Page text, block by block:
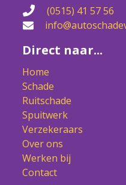
(0515) 41 57 56
Direct naar...
Home
Schade
Ruitschade
Spuitwerk
Verzekeraars
Over ons
Werken bij
Contact